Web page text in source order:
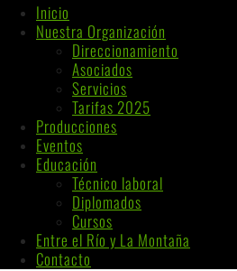
Inicio
Nuestra Organización
Direccionamiento
Asociados
Servicios
Tarifas 2025
Producciones
Eventos
Educación
Técnico laboral
Diplomados
Cursos
Entre el Río y La Montaña
Contacto